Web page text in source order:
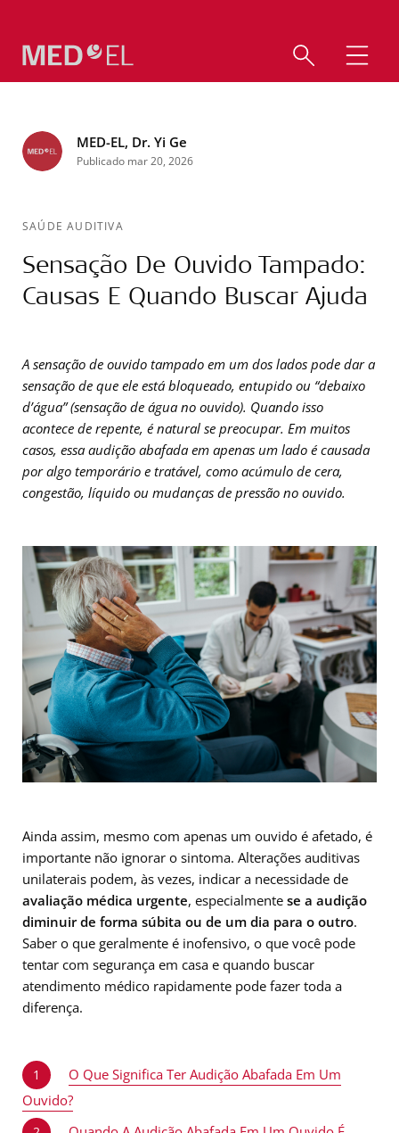
MED-EL, Dr. Yi Ge
Publicado mar 20, 2026
SAÚDE AUDITIVA
Sensação De Ouvido Tampado:
Causas E Quando Buscar Ajuda
A sensação de ouvido tampado em um dos lados pode dar a
sensação de que ele está bloqueado, entupido ou “debaixo
d’água” (sensação de água no ouvido). Quando isso
acontece de repente, é natural se preocupar. Em muitos
casos, essa audição abafada em apenas um lado é causada
por algo temporário e tratável, como acúmulo de cera,
congestão, líquido ou mudanças de pressão no ouvido.
Ainda assim, mesmo com apenas um ouvido é afetado, é
importante não ignorar o sintoma. Alterações auditivas
unilaterais podem, às vezes, indicar a necessidade de
avaliação médica urgente, especialmente se a audição
diminuir de forma súbita ou de um dia para o outro.
Saber o que geralmente é inofensivo, o que você pode
tentar com segurança em casa e quando buscar
atendimento médico rapidamente pode fazer toda a
diferença.
1
O Que Significa Ter Audição Abafada Em Um
Ouvido?